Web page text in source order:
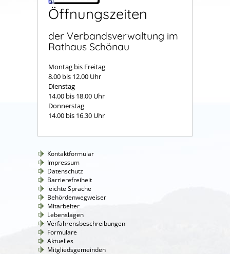
Öffnungszeiten
der Verbandsverwaltung im
Rathaus Schönau
Montag bis Freitag
8.00 bis 12.00 Uhr
Dienstag
14.00 bis 18.00 Uhr
Donnerstag
14.00 bis 16.30 Uhr
Kontaktformular
Impressum
Datenschutz
Barrierefreiheit
leichte Sprache
Behördenwegweiser
Mitarbeiter
Lebenslagen
Verfahrensbeschreibungen
Formulare
Aktuelles
Mitgliedsgemeinden